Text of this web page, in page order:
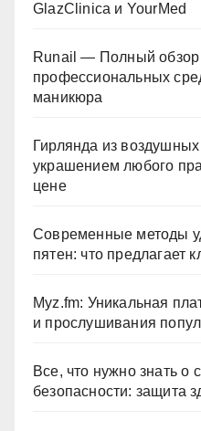
GlazClinica и YourMed
Runail — Полный обзор
профессиональных
маникюра
Гирлянда из
украшением любого
цене
Современные методы
пятен: что предлагает
Myz.fm: Уникальная
и прослушивания
Все, что нужно знать о
безопасности: защита